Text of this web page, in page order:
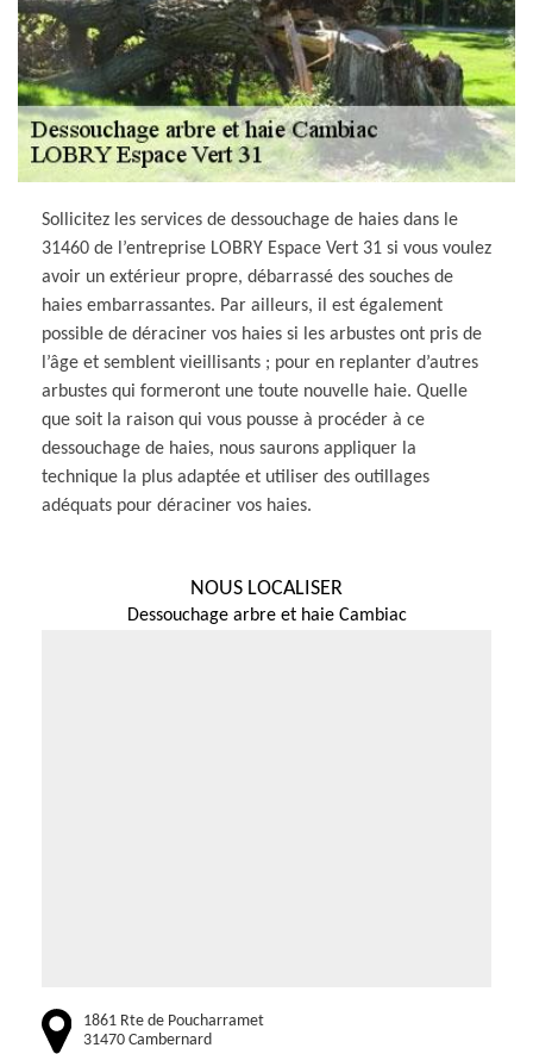
Sollicitez les services de dessouchage de haies dans le
31460 de l’entreprise LOBRY Espace Vert 31 si vous voulez
avoir un extérieur propre, débarrassé des souches de
haies embarrassantes. Par ailleurs, il est également
possible de déraciner vos haies si les arbustes ont pris de
l’âge et semblent vieillisants ; pour en replanter d’autres
arbustes qui formeront une toute nouvelle haie. Quelle
que soit la raison qui vous pousse à procéder à ce
dessouchage de haies, nous saurons appliquer la
technique la plus adaptée et utiliser des outillages
adéquats pour déraciner vos haies.
NOUS LOCALISER
Dessouchage arbre et haie Cambiac
1861 Rte de Poucharramet
31470 Cambernard